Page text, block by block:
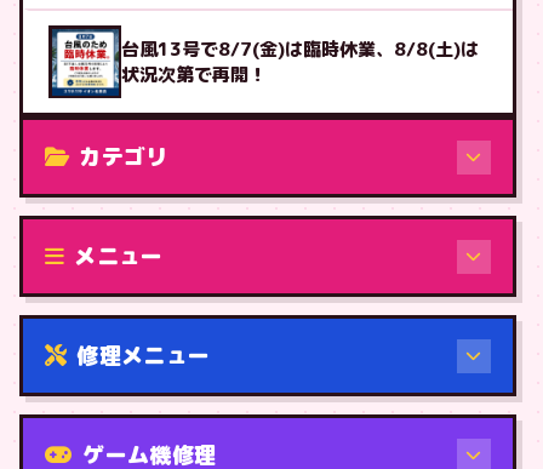
台風13号で8/7(金)は臨時休業、8/8(土)は
状況次第で再開！
カテゴリ
修理（機種から）
メニュー
修理メニュー
機種から
ゲーム機修理